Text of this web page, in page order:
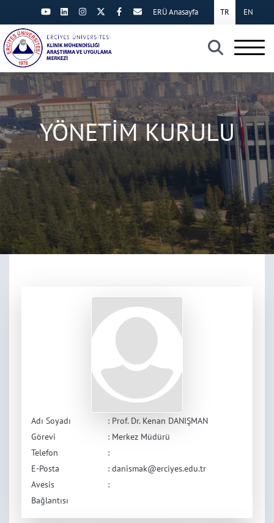
×
TR EN
ERÜ Anasayfa
YÖNETİM KURULU
Adı Soyadı
: Prof. Dr. Kenan DANIŞMAN
Görevi
: Merkez Müdürü
Telefon
:
E-Posta
: danismak@erciyes.edu.tr
Avesis
Bağlantısı
: